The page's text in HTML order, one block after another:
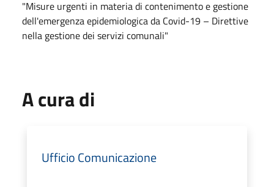
"Misure urgenti in materia di contenimento e gestione
dell'emergenza epidemiologica da Covid-19 – Direttive
nella gestione dei servizi comunali"
A cura di
Ufficio Comunicazione